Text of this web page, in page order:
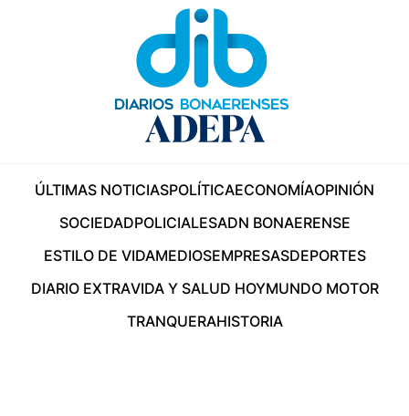
ÚLTIMAS NOTICIASPOLÍTICAECONOMÍAOPINIÓN
SOCIEDADPOLICIALESADN BONAERENSE
ESTILO DE VIDAMEDIOSEMPRESASDEPORTES
DIARIO EXTRAVIDA Y SALUD HOYMUNDO MOTOR
TRANQUERAHISTORIA